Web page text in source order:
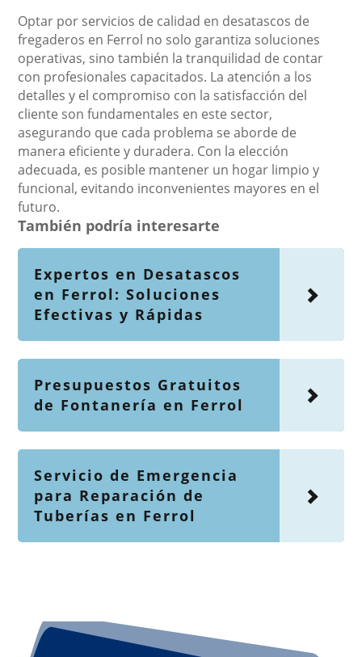
Optar por servicios de calidad en desatascos de
fregaderos en Ferrol no solo garantiza soluciones
operativas, sino también la tranquilidad de contar
con profesionales capacitados. La atención a los
detalles y el compromiso con la satisfacción del
cliente son fundamentales en este sector,
asegurando que cada problema se aborde de
manera eficiente y duradera. Con la elección
adecuada, es posible mantener un hogar limpio y
funcional, evitando inconvenientes mayores en el
futuro.
También podría interesarte
Expertos en Desatascos
en Ferrol: Soluciones
Efectivas y Rápidas
Presupuestos Gratuitos
de Fontanería en Ferrol
Servicio de Emergencia
para Reparación de
Tuberías en Ferrol